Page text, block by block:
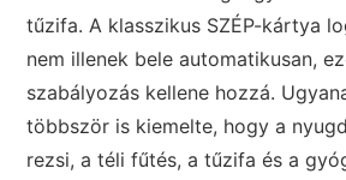
tűzifa. A klasszikus SZÉP-kártya
nem illenek bele automatikusan,
szabályozás kellene hozzá.
többször is kiemelte, hogy a
rezsi, a téli fűtés, a tűzifa és a